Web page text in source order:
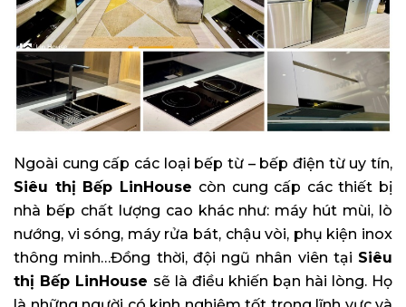
Ngoài cung cấp các loại bếp từ – bếp điện từ uy tín,
Siêu thị Bếp LinHouse còn cung cấp các thiết bị
nhà bếp chất lượng cao khác như: máy hút mùi, lò
nướng, vi sóng, máy rửa bát, chậu vòi, phụ kiện inox
thông minh…Đồng thời, đội ngũ nhân viên tại Siêu
thị Bếp LinHouse sẽ là điều khiến bạn hài lòng. Họ